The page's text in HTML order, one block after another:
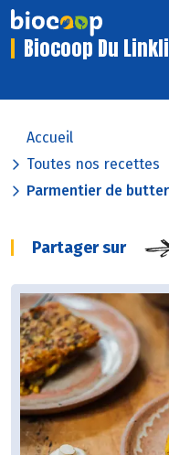
Biocoop Du
Accueil
Toutes nos recettes
Parmentier de
Partager sur